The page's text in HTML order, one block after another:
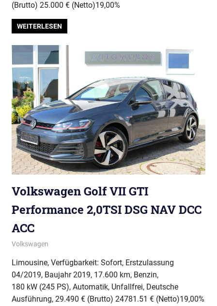
(Brutto) 25.000 € (Netto)19,00%
WEITERLESEN
Volkswagen Golf VII GTI
Performance 2,0TSI DSG NAV DCC
ACC
Volkswagen
Limousine, Verfügbarkeit: Sofort, Erstzulassung
04/2019, Baujahr 2019, 17.600 km, Benzin,
180 kW (245 PS), Automatik, Unfallfrei, Deutsche
Ausführung, 29.490 € (Brutto) 24781.51 € (Netto)19,00%